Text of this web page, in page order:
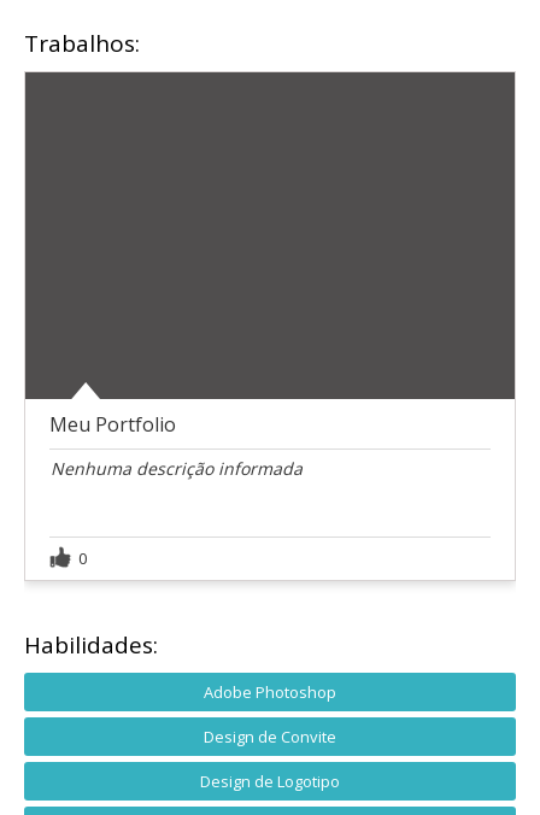
Trabalhos:
Meu Portfolio
Nenhuma descrição informada
0
Habilidades:
Adobe Photoshop
Design de Convite
Design de Logotipo